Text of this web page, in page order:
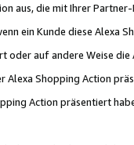
aus, die mit Ihrer Partner-
ein Kunde diese Alexa
auf andere Weise
Shopping Action
Action präsentiert